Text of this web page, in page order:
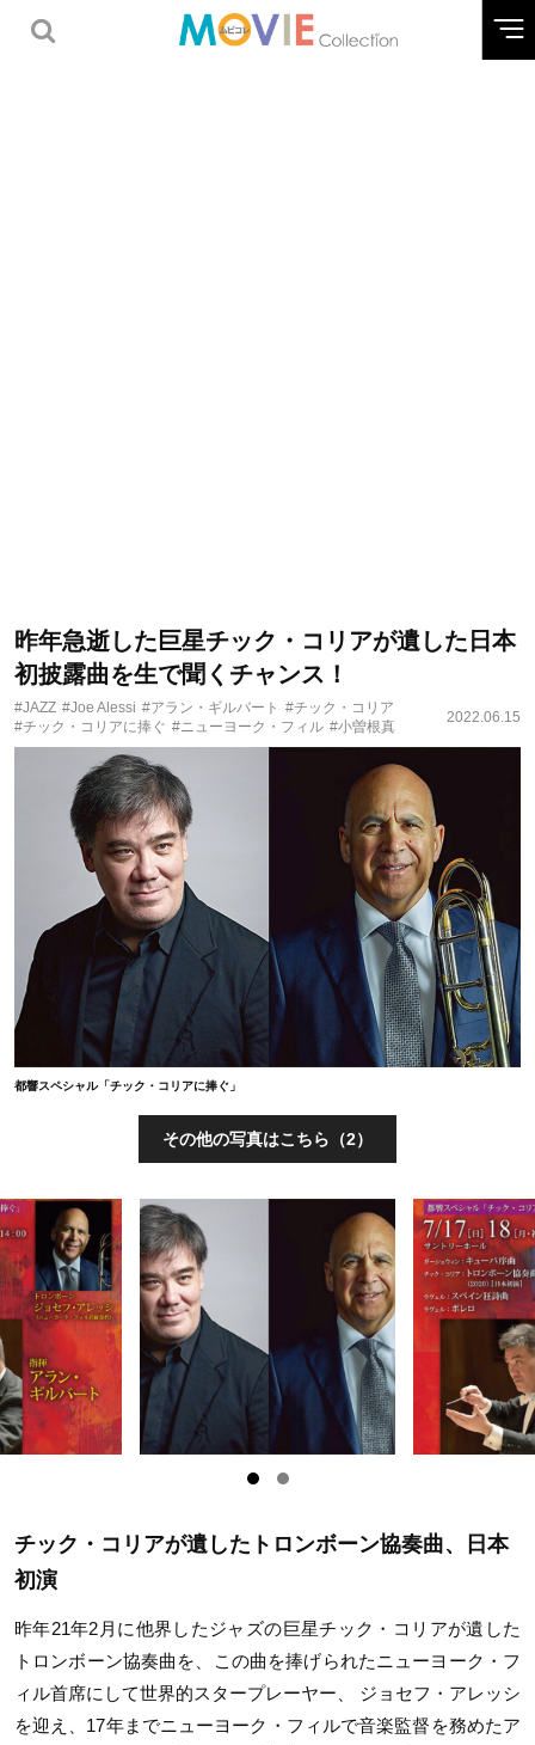
昨年急逝した巨星チック・コリアが遺した日本
初披露曲を生で聞くチャンス！
#JAZZ #Joe Alessi #アラン・ギルバート #チック・コリア
#チック・コリアに捧ぐ #ニューヨーク・フィル #小曽根真
2022.06.15
都響スペシャル「チック・コリアに捧ぐ」
その他の写真はこちら（2）
チック・コリアが遺したトロンボーン協奏曲、日本
初演
昨年21年2月に他界したジャズの巨星チック・コリアが遺した
トロンボーン協奏曲を、この曲を捧げられたニューヨーク・フ
ィル首席にして世界的スタープレーヤー、 ジョセフ・アレッシ
を迎え、17年までニューヨーク・フィルで音楽監督を務めたア